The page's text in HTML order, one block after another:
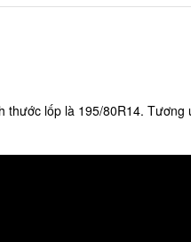
lốp là 195/80R14.